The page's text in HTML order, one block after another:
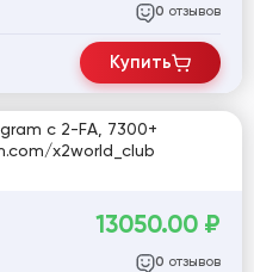
0 отзывов
Купить
с 2-FA, 7300+
x2world_club
13050.00 ₽
0 отзывов